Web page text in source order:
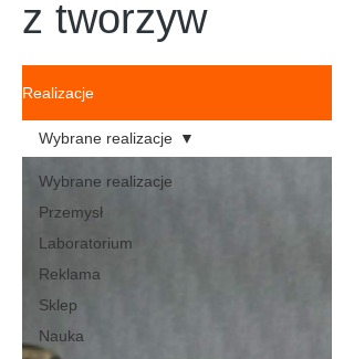
z tworzyw
Realizacje
Wybrane realizacje
Przemysł
Laboratorium
Reklama
Sklep
Nauka
Wybrane realizacje